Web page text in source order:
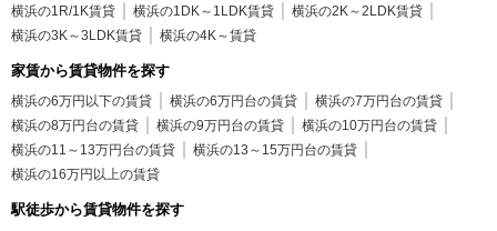
横浜の1R/1K賃貸 横浜の1DK～1LDK賃貸
横浜の2K～2LDK賃貸
横浜の3K～3LDK賃貸
横浜の4K～賃貸
家賃から賃貸物件を探す
横浜の6万円以下の賃貸 横浜の6万円台の賃貸
横浜の7万円台の賃貸
横浜の8万円台の賃貸
横浜の9万円台の賃貸
横浜の10万円台の賃貸
横浜の11～13万円台の賃貸
横浜の13～15万円台の賃貸
横浜の16万円以上の賃貸
駅徒歩から賃貸物件を探す